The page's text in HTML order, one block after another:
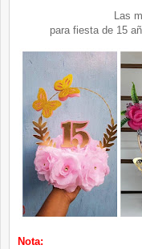
Las mejores
para fiesta de 15
Nota: